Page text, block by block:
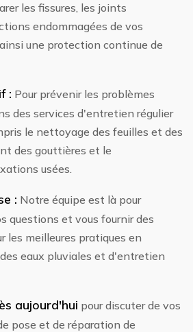
les fissures, les joints
endommagées de vos
une protection continue de
: Pour prévenir les problèmes
des services d'entretien régulier
le nettoyage des feuilles et des
des gouttières et le
usées.
: Notre équipe est là pour
questions et vous fournir des
les meilleures pratiques en
eaux pluviales et d'entretien
aujourd'hui pour discuter de vos
pose et de réparation de